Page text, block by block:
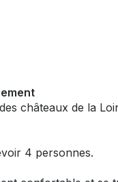
châteaux de la
4 personnes.